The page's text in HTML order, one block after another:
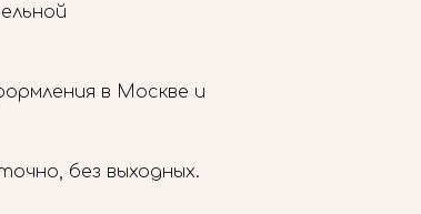
в Москве и
без выходных.